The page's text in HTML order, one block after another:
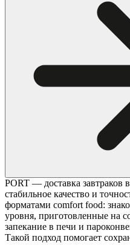
PORT — доставка завтраков
стабильное качество и
форматами comfort food:
уровня, приготовленные на
запекание в печи и
Такой подход помогает